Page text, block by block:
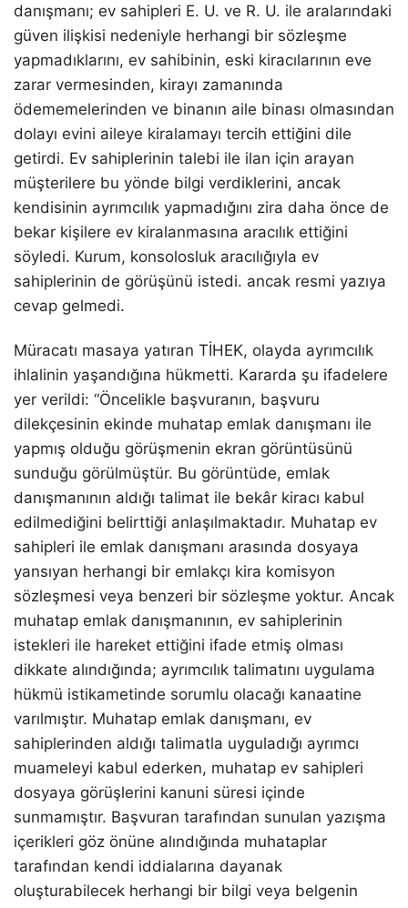
danışmanı; ev sahipleri E. U. ve R. U. ile aralarındaki
güven ilişkisi nedeniyle herhangi bir sözleşme
yapmadıklarını, ev sahibinin, eski kiracılarının eve
zarar vermesinden, kirayı zamanında
ödememelerinden ve binanın aile binası olmasından
dolayı evini aileye kiralamayı tercih ettiğini dile
getirdi. Ev sahiplerinin talebi ile ilan için arayan
müşterilere bu yönde bilgi verdiklerini, ancak
kendisinin ayrımcılık yapmadığını zira daha önce de
bekar kişilere ev kiralanmasına aracılık ettiğini
söyledi. Kurum, konsolosluk aracılığıyla ev
sahiplerinin de görüşünü istedi. ancak resmi yazıya
cevap gelmedi.
Müracatı masaya yatıran TİHEK, olayda ayrımcılık
ihlalinin yaşandığına hükmetti. Kararda şu ifadelere
yer verildi: “Öncelikle başvuranın, başvuru
dilekçesinin ekinde muhatap emlak danışmanı ile
yapmış olduğu görüşmenin ekran görüntüsünü
sunduğu görülmüştür. Bu görüntüde, emlak
danışmanının aldığı talimat ile bekâr kiracı kabul
edilmediğini belirttiği anlaşılmaktadır. Muhatap ev
sahipleri ile emlak danışmanı arasında dosyaya
yansıyan herhangi bir emlakçı kira komisyon
sözleşmesi veya benzeri bir sözleşme yoktur. Ancak
muhatap emlak danışmanının, ev sahiplerinin
istekleri ile hareket ettiğini ifade etmiş olması
dikkate alındığında; ayrımcılık talimatını uygulama
hükmü istikametinde sorumlu olacağı kanaatine
varılmıştır. Muhatap emlak danışmanı, ev
sahiplerinden aldığı talimatla uyguladığı ayrımcı
muameleyi kabul ederken, muhatap ev sahipleri
dosyaya görüşlerini kanuni süresi içinde
sunmamıştır. Başvuran tarafından sunulan yazışma
içerikleri göz önüne alındığında muhataplar
tarafından kendi iddialarına dayanak
oluşturabilecek herhangi bir bilgi veya belgenin